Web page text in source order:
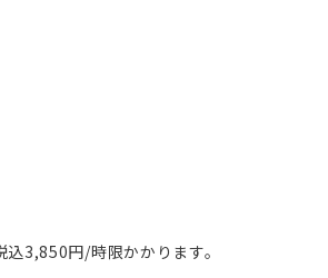
3,850円/時限かかります。